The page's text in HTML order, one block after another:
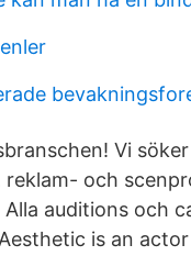
Vi
och
Alla auditions och
is an